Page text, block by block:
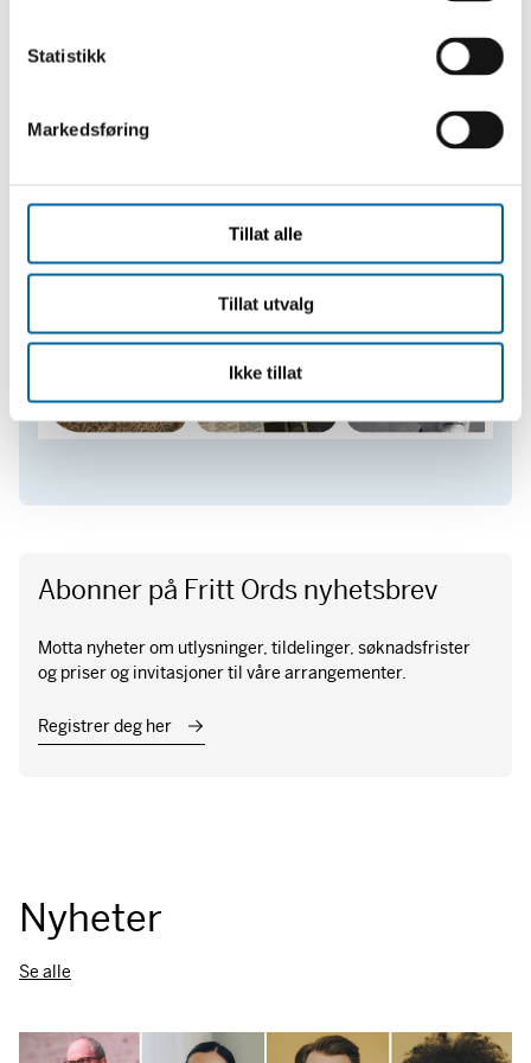
Statistikk
Markedsføring
Tillat alle
Tillat utvalg
Ikke tillat
Abonner på Fritt Ords nyhetsbrev
Motta nyheter om utlysninger, tildelinger, søknadsfrister
og priser og invitasjoner til våre arrangementer.
Registrer deg her
Nyheter
Se alle